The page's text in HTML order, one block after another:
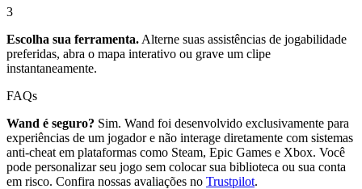
3
Escolha sua ferramenta. Alterne suas assistências de jogabilidade
preferidas, abra o mapa interativo ou grave um clipe
instantaneamente.
FAQs
Wand é seguro? Sim. Wand foi desenvolvido exclusivamente para
experiências de um jogador e não interage diretamente com sistemas
anti-cheat em plataformas como Steam, Epic Games e Xbox. Você
pode personalizar seu jogo sem colocar sua biblioteca ou sua conta
em risco. Confira nossas avaliações no Trustpilot.